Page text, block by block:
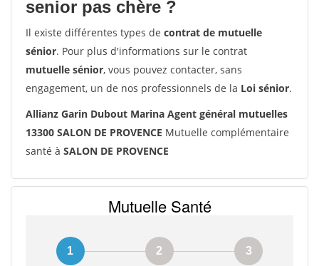
senior pas chère ?
Il existe différentes types de contrat de mutuelle
sénior. Pour plus d'informations sur le contrat
mutuelle sénior, vous pouvez contacter, sans
engagement, un de nos professionnels de la Loi sénior.
Allianz Garin Dubout Marina Agent général mutuelles
13300 SALON DE PROVENCE Mutuelle complémentaire
santé à SALON DE PROVENCE